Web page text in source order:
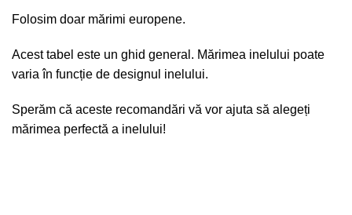
Folosim doar mărimi europene.
Acest tabel este un ghid general. Mărimea inelului poate
varia în funcție de designul inelului.
Sperăm că aceste recomandări vă vor ajuta să alegeți
mărimea perfectă a inelului!